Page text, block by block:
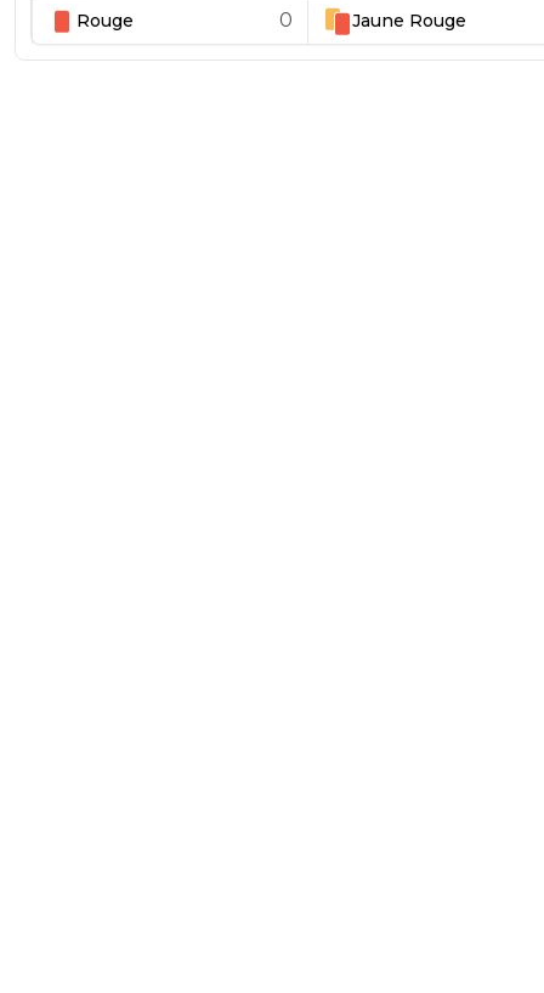
Rouge 0 Jaune Rouge